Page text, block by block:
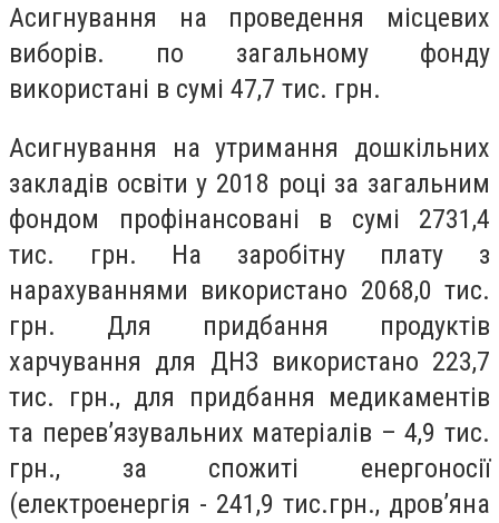
Асигнування на проведення місцевих
виборів. по загальному фонду
використані в сумі 47,7 тис. грн.
Асигнування на утримання дошкільних
закладів освіти у 2018 році за загальним
фондом профінансовані в сумі 2731,4
тис. грн. На заробітну плату з
нарахуваннями використано 2068,0 тис.
грн. Для придбання продуктів
харчування для ДНЗ використано 223,7
тис. грн., для придбання медикаментів
та перев’язувальних матеріалів – 4,9 тис.
грн., за спожиті енергоносії
(електроенергія - 241,9 тис.грн., дров’яна